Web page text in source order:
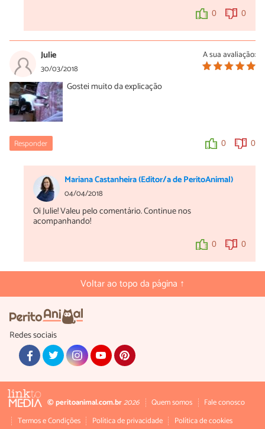
0 0
A sua avaliação:
Julie
30/03/2018
Gostei muito da explicação
Responder 0 0
Mariana Castanheira (Editor/a de PeritoAnimal)
04/04/2018
Oi Julie! Valeu pelo comentário. Continue nos
acompanhando!
0 0
Voltar ao topo da página ↑
Redes sociais
© peritoanimal.com.br2026 Quem somos
Fale conosco
Termos e Condições
Política de privacidade Política de cookies